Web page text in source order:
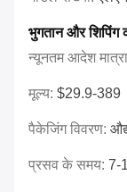
भुगतान और शिपिंग
न्यूनतम आदेश
मूल्य: $29.9-389
पैकेजिंग विवरण:
प्रसव के समय: 7-